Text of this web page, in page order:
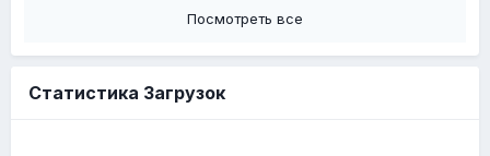
Посмотреть все
Статистика Загрузок